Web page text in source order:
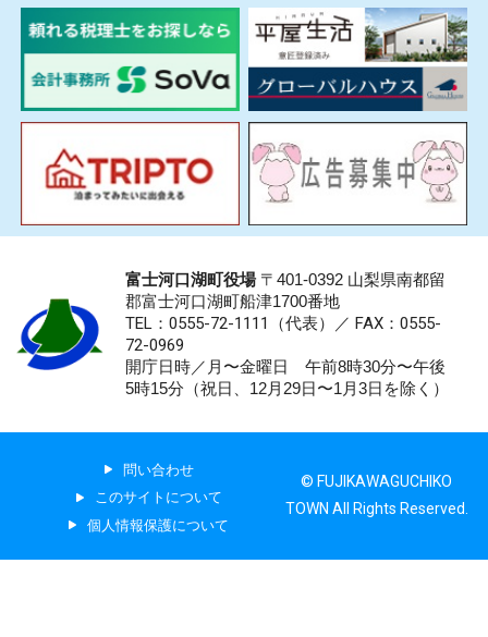
富士河口湖町役場〒401-0392 山梨県南都留
郡富士河口湖町船津1700番地
TEL：0555-72-1111 （代表）／ FAX：0555-
72-0969
開庁日時／月〜金曜日 午前8時30分〜午後
5時15分（祝日、12月29日〜1月3日を除く）
問い合わせ
このサイトについて
個人情報保護について
© FUJIKAWAGUCHIKO
TOWN All Rights Reserved.